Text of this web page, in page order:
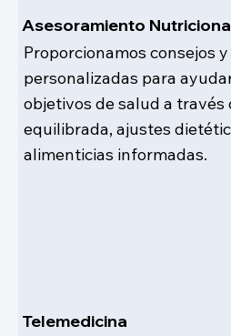
Asesoramiento
Proporcionamos consejos
personalizadas para
objetivos de salud a
equilibrada, ajustes
alimenticias informadas.
Telemedicina